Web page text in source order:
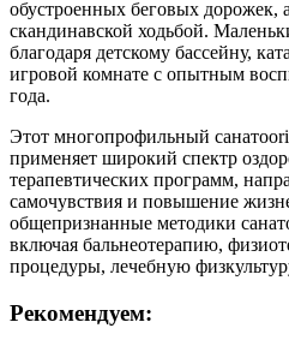
обустроенных беговых дорожек,
скандинавской ходьбой.
благодаря детскому бассейну,
игровой комнате с опытным
года.
Этот многопрофильный
применяет широкий спектр
терапевтических программ,
самочувствия и повышение
общепризнанные методики
включая бальнеотерапию,
процедуры, лечебную
Рекомендуем: